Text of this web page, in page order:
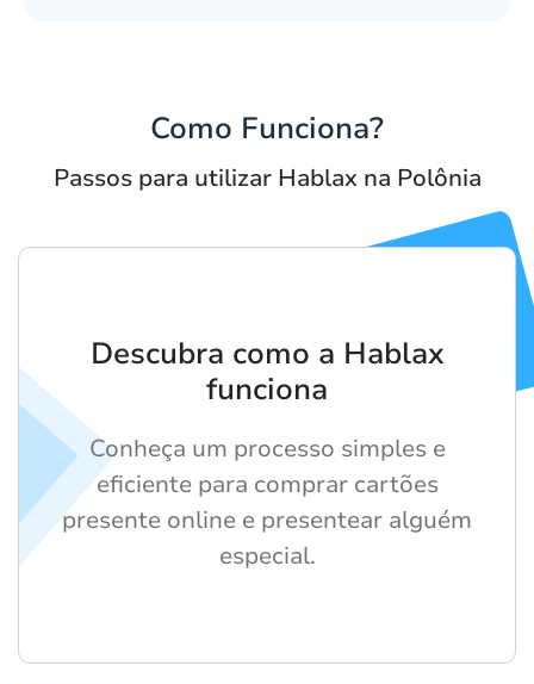
Como Funciona?
Passos para utilizar Hablax na Polônia
Descubra como a Hablax
funciona
Conheça um processo simples e
eficiente para comprar cartões
presente online e presentear alguém
especial.